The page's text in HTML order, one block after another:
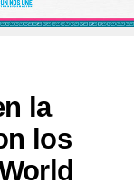
la
los